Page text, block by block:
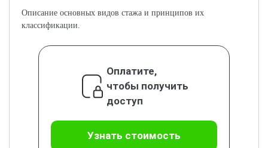
Описание основных видов стажа и принципов их
классификации.
Оплатите,
чтобы получить
доступ
Узнать стоимость